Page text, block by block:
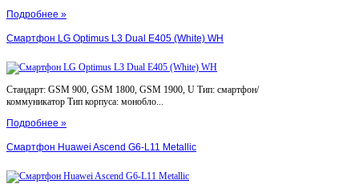
Подробнее »
Смартфон LG Optimus L3 Dual E405 (White) WH
Стандарт: GSM 900, GSM 1800, GSM 1900, U Тип: смартфон/
коммуникатор Тип корпуса: монобло...
Подробнее »
Смартфон Huawei Ascend G6-L11 Metallic